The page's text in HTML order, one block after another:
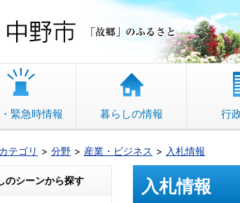
中野市 「
緊急時情報 暮らしの情報 行
カテゴリ 分野 産業・ビジネス 入札情報
入札情報
のシーンから探す